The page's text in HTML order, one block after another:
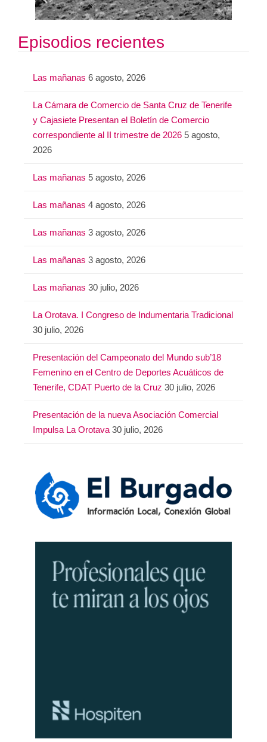
Episodios recientes
Las mañanas 6 agosto, 2026
La Cámara de Comercio de Santa Cruz de Tenerife
y Cajasiete Presentan el Boletín de Comercio
correspondiente al II trimestre de 2026 5 agosto,
2026
Las mañanas 5 agosto, 2026
Las mañanas 4 agosto, 2026
Las mañanas 3 agosto, 2026
Las mañanas 3 agosto, 2026
Las mañanas 30 julio, 2026
La Orotava. I Congreso de Indumentaria Tradicional
30 julio, 2026
Presentación del Campeonato del Mundo sub’18
Femenino en el Centro de Deportes Acuáticos de
Tenerife, CDAT Puerto de la Cruz 30 julio, 2026
Presentación de la nueva Asociación Comercial
Impulsa La Orotava 30 julio, 2026